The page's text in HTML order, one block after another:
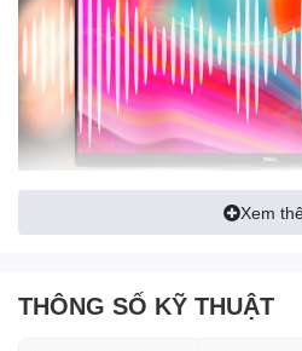
Hình ảnh minh họa về nghe mẫu
Xem
THÔNG SỐ KỸ THUẬT